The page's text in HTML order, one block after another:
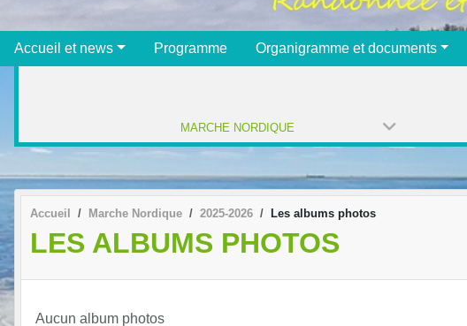
Accueil et news Programme Organigramme et documents
MARCHE NORDIQUE
Accueil Marche Nordique 2025-2026 Les albums photos
LES ALBUMS PHOTOS
Aucun album photos